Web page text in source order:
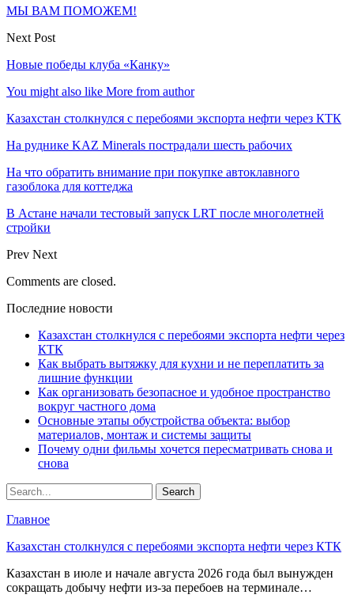
МЫ ВАМ ПОМОЖЕМ!
Next Post
Новые победы клуба «Канку»
You might also like More from author
Казахстан столкнулся с перебоями экспорта нефти через КТК
На руднике KAZ Minerals пострадали шесть рабочих
На что обратить внимание при покупке автоклавного
газоблока для коттеджа
В Астане начали тестовый запуск LRT после многолетней
стройки
Prev Next
Comments are closed.
Последние новости
Казахстан столкнулся с перебоями экспорта нефти через
КТК
Как выбрать вытяжку для кухни и не переплатить за
лишние функции
Как организовать безопасное и удобное пространство
вокруг частного дома
Основные этапы обустройства объекта: выбор
материалов, монтаж и системы защиты
Почему одни фильмы хочется пересматривать снова и
снова
Главное
Казахстан столкнулся с перебоями экспорта нефти через КТК
Казахстан в июле и начале августа 2026 года был вынужден
сокращать добычу нефти из-за перебоев на терминале…